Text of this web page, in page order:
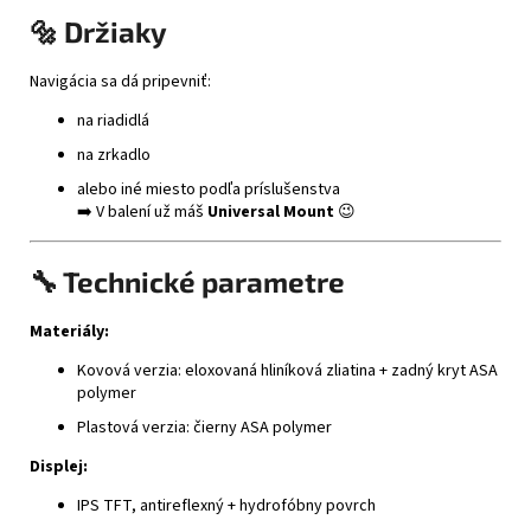
🔩 Držiaky
Navigácia sa dá pripevniť:
na riadidlá
na zrkadlo
alebo iné miesto podľa príslušenstva
➡️ V balení už máš Universal Mount 😉
🔧 Technické parametre
Materiály:
Kovová verzia: eloxovaná hliníková zliatina + zadný kryt ASA
polymer
Plastová verzia: čierny ASA polymer
Displej:
IPS TFT, antireflexný + hydrofóbny povrch